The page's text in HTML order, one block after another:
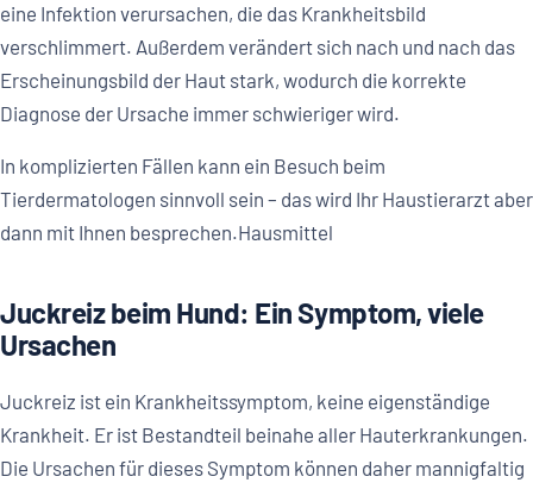
eine Infektion verursachen, die das Krankheitsbild
verschlimmert. Außerdem verändert sich nach und nach das
Erscheinungsbild der Haut stark, wodurch die korrekte
Diagnose der Ursache immer schwieriger wird.
In komplizierten Fällen kann ein Besuch beim
Tierdermatologen sinnvoll sein – das wird Ihr Haustierarzt aber
dann mit Ihnen besprechen.Hausmittel
Juckreiz beim Hund: Ein Symptom, viele
Ursachen
Juckreiz ist ein Krankheitssymptom, keine eigenständige
Krankheit. Er ist Bestandteil beinahe aller Hauterkrankungen.
Die Ursachen für dieses Symptom können daher mannigfaltig